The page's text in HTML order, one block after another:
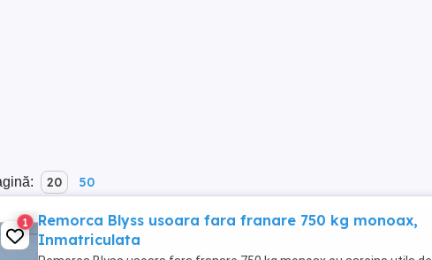
20 50
1
Remorca Blyss usoara fara franare 750 kg monoax,
Inmatriculata